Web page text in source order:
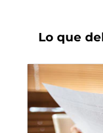
Lo que